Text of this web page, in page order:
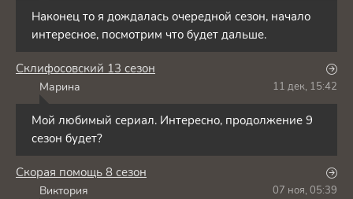
Наконец то я дождалась очередной сезон, начало
интересное, посмотрим что будет дальше.
Склифосовский 13 сезон
Марина 11 дек, 15:42
Мой любимый сериал. Интересно, продолжение 9
сезон будет?
Скорая помощь 8 сезон
Виктория 07 ноя, 05:39